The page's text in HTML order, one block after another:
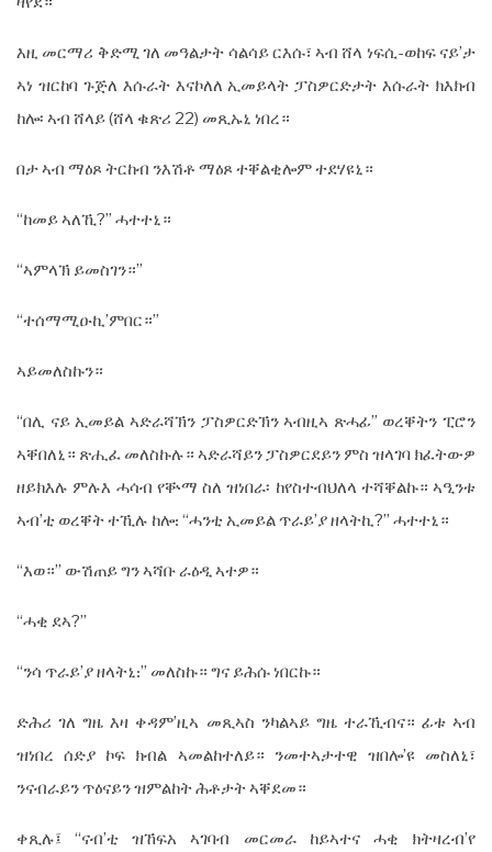
እዚ መርማሪ ቅድሚ ገለ መዓልታት ሳልሳይ ርእሱ፣ ኣብ ሸላ ነፍሲ-ወከፍ ናይ’ታ
ኣነ ዝርከባ ጉጅለ እሱራት እናኮለለ ኢመይላት ፓስዎርድታት እሱራት ክእክብ
ከሎ፡ ኣብ ሸላይ (ሸላ ቁጽሪ 22) መጺኡኒ ነበረ።
በታ ኣብ ማዕጾ ትርከብ ንእሽቶ ማዕጾ ተቐልቂሎም ተደሃዩኒ።
“ከመይ ኣለኺ?” ሓተተኒ።
“ኣምላኽ ይመስገን።”
“ተሰማሚዑኪ’ምበር።”
ኣይመለስኩን።
“በሊ ናይ ኢመይል ኣድራሻኽን ፓስዎርድኽን ኣብዚኣ ጽሓፊ” ወረቐትን ፒሮን
ኣቐበለኒ። ጽሒፈ መለስኩሉ። ኣድራሻይን ፓስዎርደይን ምስ ዝላገባ ክፈትውዎ
ዘይክእሉ ምሉእ ሓሳብ የቝማ ስለ ዝነበራ፡ ከየስተብህለላ ተሻቐልኩ። ኣዒንቱ
ኣብ’ቲ ወረቐት ተኺሉ ከሎ᎓ “ሓንቲ ኢመይል ጥራይ’ያ ዘላትኪ?” ሓተተኒ።
“እወ።” ውሽጠይ ግን ኣሻቡ ራዕዲ ኣተዎ።
“ሓቂ ደኣ?”
“ንሳ ጥራይ’ያ ዘላትኒ᎓” መለስኩ። ግና ይሕሱ ነበርኩ።
ድሕሪ ገለ ግዜ እዛ ቀዳም’ዚኣ መጺኣስ ንካልኣይ ግዜ ተራኺብና። ፊቱ ኣብ
ዝነበረ ሰድያ ኮፍ ክብል ኣመልከተለይ። ንመተኣታተዊ ዝበሎ’ዩ መስለኒ፣
ንናብራይን ጥዕናይን ዝምልከት ሕቶታት ኣቐደመ።
ቀጺሉ፤ “ናብ’ቲ ዝኸፍአ ኣገባብ መርመራ ከይኣተና ሓቂ ክትዛረብ’የ